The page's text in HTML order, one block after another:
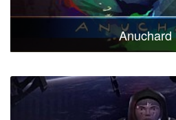
Anuchard